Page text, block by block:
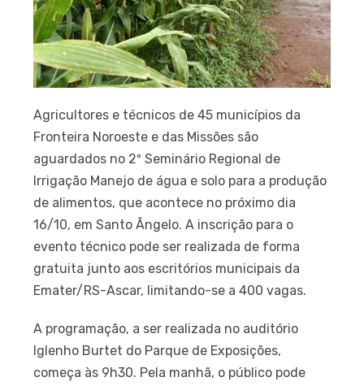
Agricultores e técnicos de 45 municípios da
Fronteira Noroeste e das Missões são
aguardados no 2º Seminário Regional de
Irrigação Manejo de água e solo para a produção
de alimentos, que acontece no próximo dia
16/10, em Santo Ângelo. A inscrição para o
evento técnico pode ser realizada de forma
gratuita junto aos escritórios municipais da
Emater/RS-Ascar, limitando-se a 400 vagas.
A programação, a ser realizada no auditório
Iglenho Burtet do Parque de Exposições,
começa às 9h30. Pela manhã, o público pode